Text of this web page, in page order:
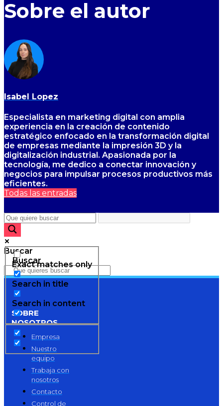
Sobre el autor
Isabel Lopez
Especialista en marketing digital con amplia
experiencia en la creación de contenido
estratégico enfocado en la transformación digital
de empresas mediante la impresión 3D y la
digitalización industrial. Apasionada por la
tecnología, me dedico a conectar innovación y
negocios para impulsar procesos productivos más
eficientes.
Todas las entradas
Exact matches only
Search in title
Search in content
Buscar
Buscar
SOBRE
NOSOTROS
Empresa
Nuestro
equipo
Trabaja con
nosotros
Contacto
Control de